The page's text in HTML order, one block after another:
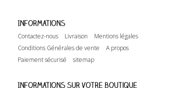
Informations
Contactez-nous Livraison
Mentions légales
Conditions Générales de vente
A propos
Paiement sécurisé
sitemap
Informations sur votre boutique